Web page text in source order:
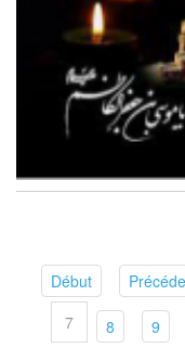
Début(current)
7
8 (current)
9